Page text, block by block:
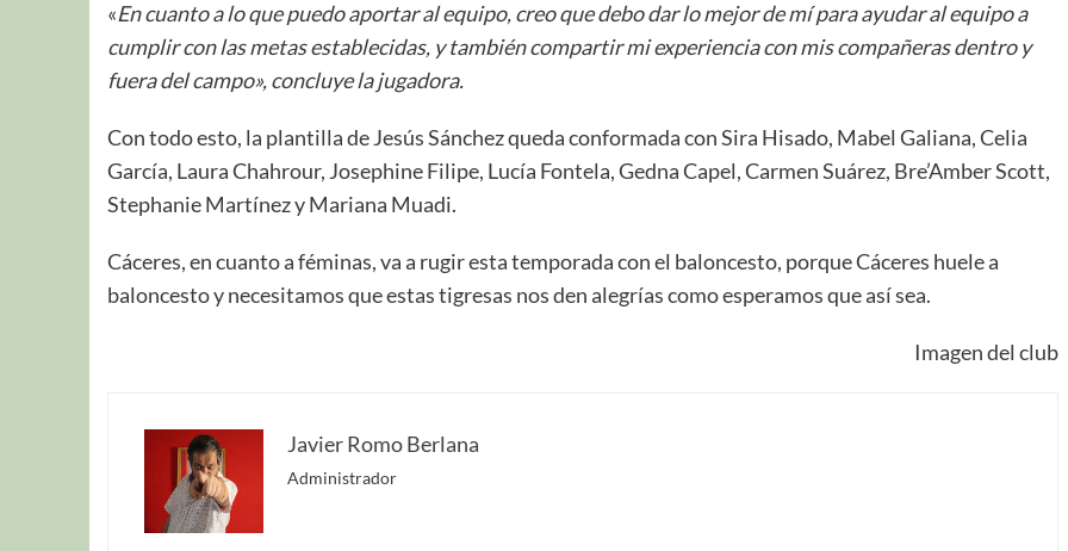
«En cuanto a lo que puedo aportar al equipo, creo que debo dar lo mejor de mí para ayudar al equipo a
cumplir con las metas establecidas, y también compartir mi experiencia con mis compañeras dentro y
fuera del campo», concluye la jugadora.
Con todo esto, la plantilla de Jesús Sánchez queda conformada con Sira Hisado, Mabel Galiana, Celia
García, Laura Chahrour, Josephine Filipe, Lucía Fontela, Gedna Capel, Carmen Suárez, Bre’Amber Scott,
Stephanie Martínez y Mariana Muadi.
Cáceres, en cuanto a féminas, va a rugir esta temporada con el baloncesto, porque Cáceres huele a
baloncesto y necesitamos que estas tigresas nos den alegrías como esperamos que así sea.
Imagen del club
Javier Romo Berlana
Administrador